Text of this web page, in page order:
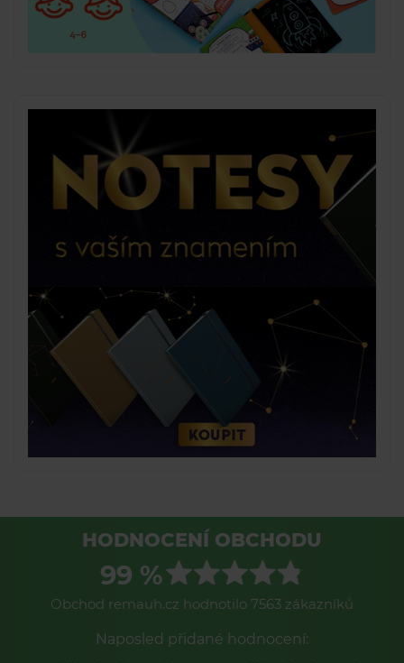
HODNOCENÍ OBCHODU
99 %
Obchod remauh.cz hodnotilo 7563 zákazníků
Naposled přidané hodnocení: